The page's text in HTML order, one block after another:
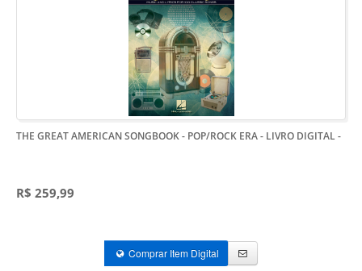
THE GREAT AMERICAN SONGBOOK - POP/ROCK ERA - LIVRO DIGITAL-
R$ 259,99
Comprar Item Digital